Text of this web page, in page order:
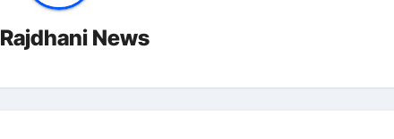
Rajdhani News